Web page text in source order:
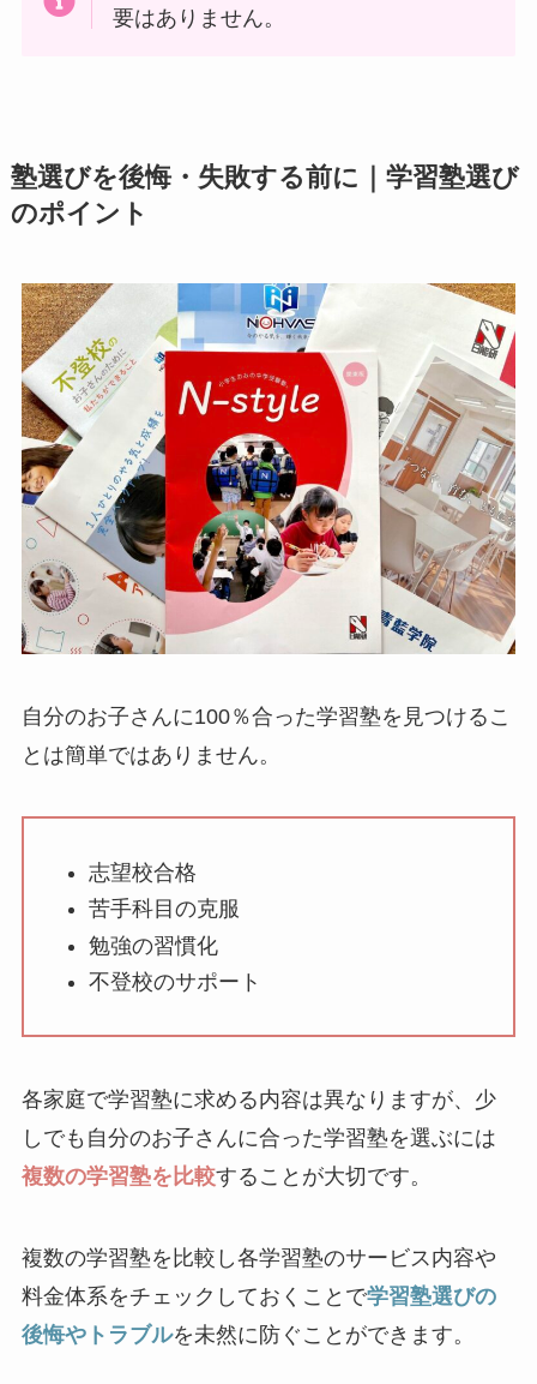
要はありません。
塾選びを後悔・失敗する前に｜学習塾選び
のポイント
自分のお子さんに100％合った学習塾を見つけるこ
とは簡単ではありません。
志望校合格
苦手科目の克服
勉強の習慣化
不登校のサポート
各家庭で学習塾に求める内容は異なりますが、少
しでも自分のお子さんに合った学習塾を選ぶには
複数の学習塾を比較することが大切です。
複数の学習塾を比較し各学習塾のサービス内容や
料金体系をチェックしておくことで学習塾選びの
後悔やトラブルを未然に防ぐことができます。